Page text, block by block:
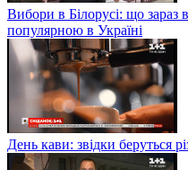
Вибори в Білорусі: що зараз
популярною в Україні
День кави: звідки беруться